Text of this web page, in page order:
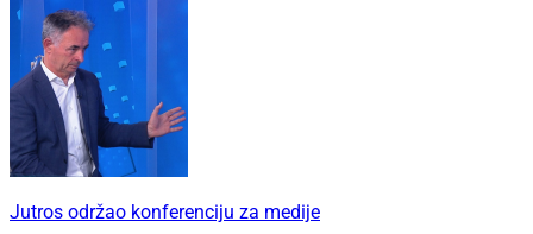
Jutros održao konferenciju za medije